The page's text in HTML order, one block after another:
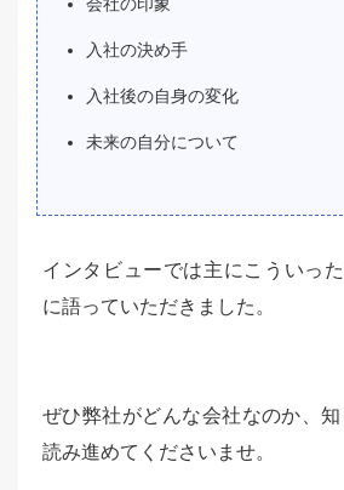
入社の決め手
入社後の自身の変化
未来の自分について
インタビューでは主にこういっ
に語っていただきました。
ぜひ弊社がどんな会社なのか、
読み進めてくださいませ。